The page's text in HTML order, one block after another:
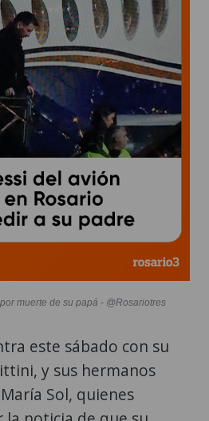
muerte de su papá - @Rosariotres
este sábado con su
y sus hermanos
Sol, quienes